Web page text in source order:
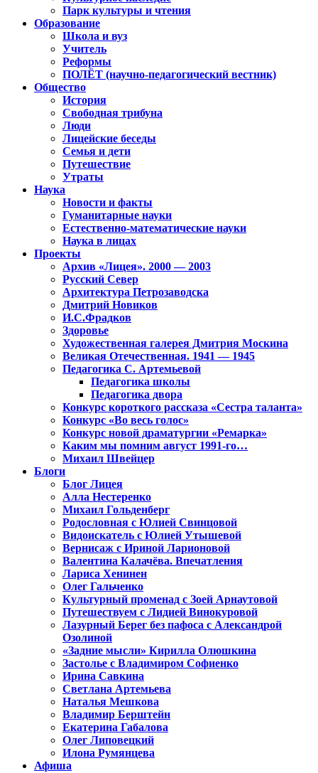
Парк культуры и чтения
Образование
Школа и вуз
Учитель
Реформы
ПОЛЁТ (научно-педагогический вестник)
Общество
История
Свободная трибуна
Люди
Лицейские беседы
Семья и дети
Путешествие
Утраты
Наука
Новости и факты
Гуманитарные науки
Естественно-математические науки
Наука в лицах
Проекты
Архив «Лицея». 2000 — 2003
Русский Север
Архитектура Петрозаводска
Дмитрий Новиков
И.С.Фрадков
Здоровье
Художественная галерея Дмитрия Москина
Великая Отечественная. 1941 — 1945
Педагогика С. Артемьевой
Педагогика школы
Педагогика двора
Конкурс короткого рассказа «Сестра таланта»
Конкурс «Во весь голос»
Конкурс новой драматургии «Ремарка»
Каким мы помним август 1991-го…
Михаил Швейцер
Блоги
Блог Лицея
Алла Нестеренко
Михаил Гольденберг
Родословная с Юлией Свинцовой
Видоискатель с Юлией Утышевой
Вернисаж с Ириной Ларионовой
Валентина Калачёва. Впечатления
Лариса Хенинен
Олег Гальченко
Культурный променад с Зоей Арнаутовой
Путешествуем с Лидией Винокуровой
Лазурный Берег без пафоса с Александрой
Озолиной
«Задние мысли» Кирилла Олюшкина
Застолье с Владимиром Софиенко
Ирина Савкина
Светлана Артемьева
Наталья Мешкова
Владимир Берштейн
Екатерина Габалова
Олег Липовецкий
Илона Румянцева
Афиша